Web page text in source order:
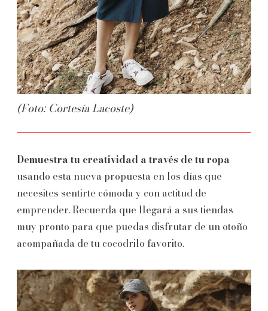
(Foto: Cortesía Lacoste)
Demuestra tu creatividad a través de tu ropa
usando esta nueva propuesta en los días que
necesites sentirte cómoda y con actitud de
emprender. Recuerda que llegará a sus tiendas
muy pronto para que puedas disfrutar de un otoño
acompañada de tu cocodrilo favorito.